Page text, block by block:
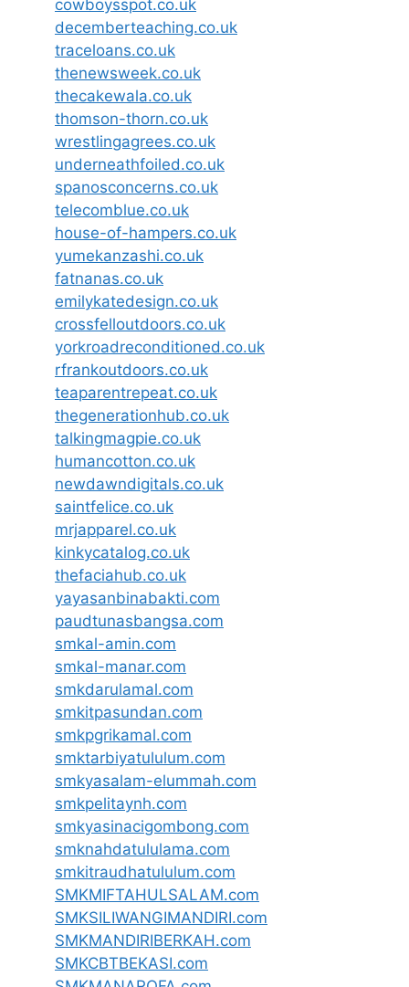
cowboysspot.co.uk
decemberteaching.co.uk
traceloans.co.uk
thenewsweek.co.uk
thecakewala.co.uk
thomson-thorn.co.uk
wrestlingagrees.co.uk
underneathfoiled.co.uk
spanosconcerns.co.uk
telecomblue.co.uk
house-of-hampers.co.uk
yumekanzashi.co.uk
fatnanas.co.uk
emilykatedesign.co.uk
crossfelloutdoors.co.uk
yorkroadreconditioned.co.uk
rfrankoutdoors.co.uk
teaparentrepeat.co.uk
thegenerationhub.co.uk
talkingmagpie.co.uk
humancotton.co.uk
newdawndigitals.co.uk
saintfelice.co.uk
mrjapparel.co.uk
kinkycatalog.co.uk
thefaciahub.co.uk
yayasanbinabakti.com
paudtunasbangsa.com
smkal-amin.com
smkal-manar.com
smkdarulamal.com
smkitpasundan.com
smkpgrikamal.com
smktarbiyatululum.com
smkyasalam-elummah.com
smkpelitaynh.com
smkyasinacigombong.com
smknahdatululama.com
smkitraudhatululum.com
SMKMIFTAHULSALAM.com
SMKSILIWANGIMANDIRI.com
SMKMANDIRIBERKAH.com
SMKCBTBEKASI.com